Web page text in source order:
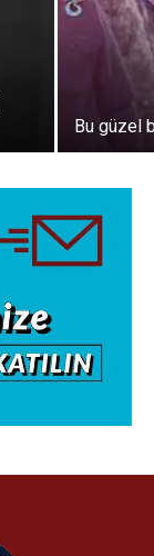
Bu güzel